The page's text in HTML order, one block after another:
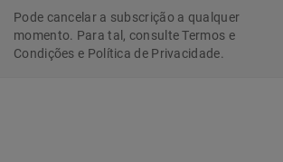
Pode cancelar a subscrição a qualquer
momento. Para tal, consulte Termos e
Condições e Política de Privacidade.